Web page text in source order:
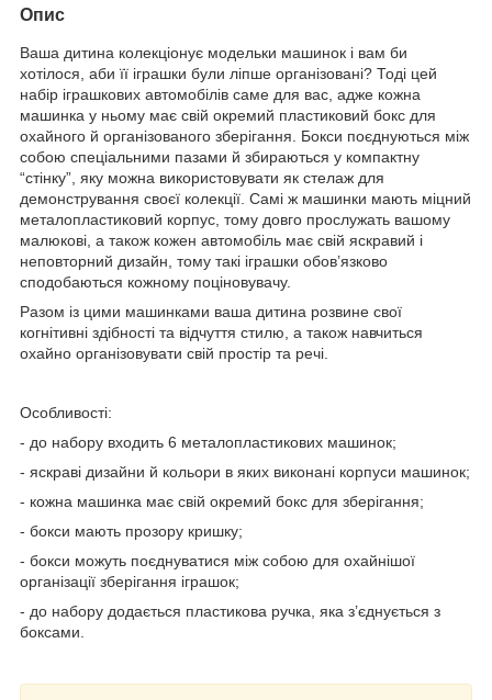
Опис
Ваша дитина колекціонує модельки машинок і вам би
хотілося, аби її іграшки були ліпше організовані? Тоді цей
набір іграшкових автомобілів саме для вас, адже кожна
машинка у ньому має свій окремий пластиковий бокс для
охайного й організованого зберігання. Бокси поєднуються між
собою спеціальними пазами й збираються у компактну
“стінку”, яку можна використовувати як стелаж для
демонстрування своєї колекції. Самі ж машинки мають міцний
металопластиковий корпус, тому довго прослужать вашому
малюкові, а також кожен автомобіль має свій яскравий і
неповторний дизайн, тому такі іграшки обов’язково
сподобаються кожному поціновувачу.
Разом із цими машинками ваша дитина розвине свої
когнітивні здібності та відчуття стилю, а також навчиться
охайно організовувати свій простір та речі.
Особливості:
- до набору входить 6 металопластикових машинок;
- яскраві дизайни й кольори в яких виконані корпуси машинок;
- кожна машинка має свій окремий бокс для зберігання;
- бокси мають прозору кришку;
- бокси можуть поєднуватися між собою для охайнішої
організації зберігання іграшок;
- до набору додається пластикова ручка, яка з’єднується з
боксами.